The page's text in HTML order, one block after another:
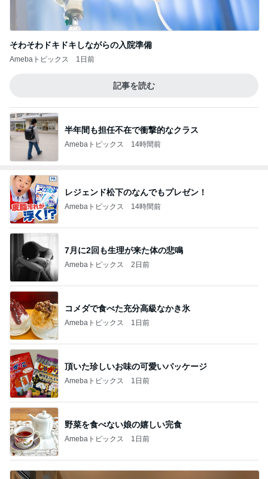
そわそわドキドキしながらの入院準備
Amebaトピックス 1日前
記事を読む
半年間も担任不在で衝撃的なクラス
Amebaトピックス 14時間前
レジェンド松下のなんでもプレゼン！
Amebaトピックス 14時間前
7月に2回も生理が来た体の悲鳴
Amebaトピックス 2日前
コメダで食べた充分高級なかき氷
Amebaトピックス 1日前
頂いた珍しいお味の可愛いパッケージ
Amebaトピックス 1日前
野菜を食べない娘の嬉しい完食
Amebaトピックス 1日前